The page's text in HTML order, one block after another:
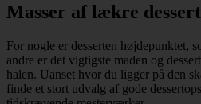
Masser af lækre
For nogle er desserten højdepunktet,
andre er det vigtigste maden og
halen. Uanset hvor du ligger på den
finde et stort udvalg af gode